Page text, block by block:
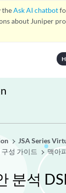
theAsk AI chatbot
about Juniper
JSA Series
성 가이드
맥아
분석